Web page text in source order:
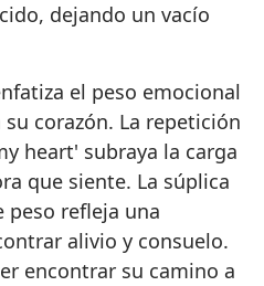
dejando un vacío
el peso emocional
corazón. La repetición
heart' subraya la carga
que siente. La súplica
peso refleja una
alivio y consuelo.
encontrar su camino a